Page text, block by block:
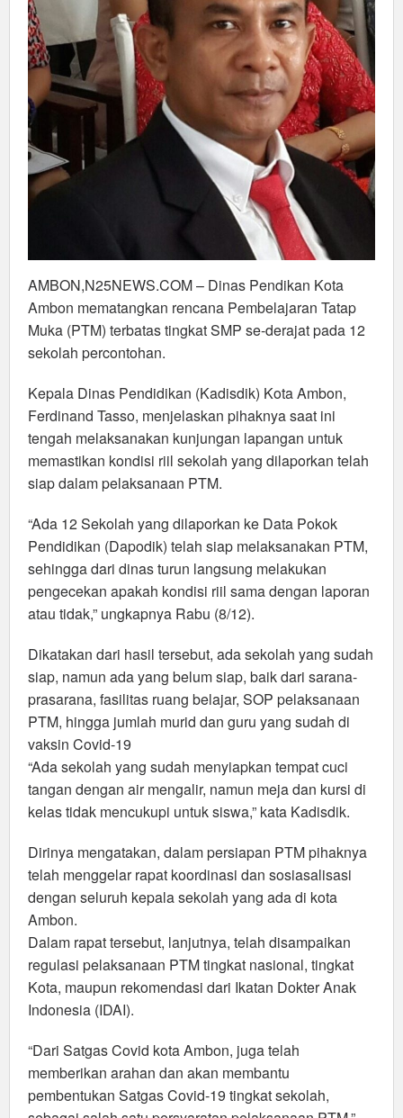
AMBON,N25NEWS.COM – Dinas Pendikan Kota
Ambon mematangkan rencana Pembelajaran Tatap
Muka (PTM) terbatas tingkat SMP se-derajat pada 12
sekolah percontohan.
Kepala Dinas Pendidikan (Kadisdik) Kota Ambon,
Ferdinand Tasso, menjelaskan pihaknya saat ini
tengah melaksanakan kunjungan lapangan untuk
memastikan kondisi riil sekolah yang dilaporkan telah
siap dalam pelaksanaan PTM.
“Ada 12 Sekolah yang dilaporkan ke Data Pokok
Pendidikan (Dapodik) telah siap melaksanakan PTM,
sehingga dari dinas turun langsung melakukan
pengecekan apakah kondisi riil sama dengan laporan
atau tidak,” ungkapnya Rabu (8/12).
Dikatakan dari hasil tersebut, ada sekolah yang sudah
siap, namun ada yang belum siap, baik dari sarana-
prasarana, fasilitas ruang belajar, SOP pelaksanaan
PTM, hingga jumlah murid dan guru yang sudah di
vaksin Covid-19
“Ada sekolah yang sudah menyiapkan tempat cuci
tangan dengan air mengalir, namun meja dan kursi di
kelas tidak mencukupi untuk siswa,” kata Kadisdik.
Dirinya mengatakan, dalam persiapan PTM pihaknya
telah menggelar rapat koordinasi dan sosiasalisasi
dengan seluruh kepala sekolah yang ada di kota
Ambon.
Dalam rapat tersebut, lanjutnya, telah disampaikan
regulasi pelaksanaan PTM tingkat nasional, tingkat
Kota, maupun rekomendasi dari Ikatan Dokter Anak
Indonesia (IDAI).
“Dari Satgas Covid kota Ambon, juga telah
memberikan arahan dan akan membantu
pembentukan Satgas Covid-19 tingkat sekolah,